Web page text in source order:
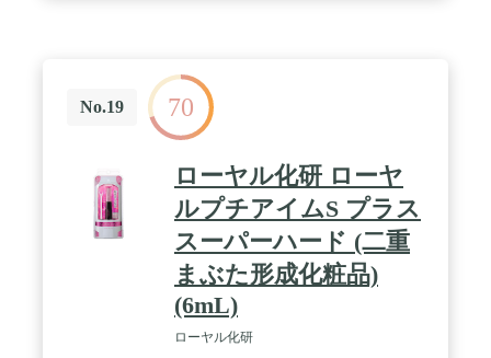
No.19 70
ローヤル化研 ローヤ
ルプチアイムS プラス
スーパーハード (二重
まぶた形成化粧品)
(6mL)
ローヤル化研